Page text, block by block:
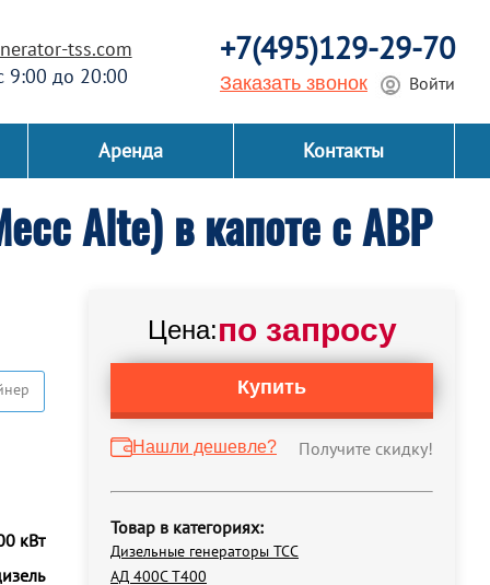
tss.com
9:00 до 20:00
+7(495)129-29-70
Заказать звонок Войти
Аренда Контакты
Alte) в капоте с АВР
Цена:по запросу
Купить
Нашли дешевле? Получите скидку!
Товар в категориях:
Дизельные генераторы ТСС
АД 400С Т400
кВт